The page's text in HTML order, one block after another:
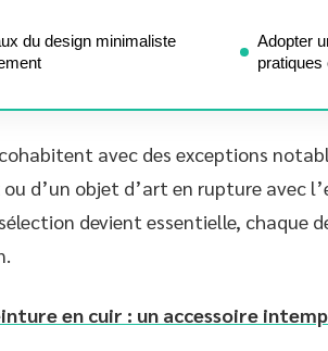
du design minimaliste
Adopter
pratiques
avec des exceptions
d’un objet d’art en rupture avec
devient essentielle, chaque
en cuir : un accessoire